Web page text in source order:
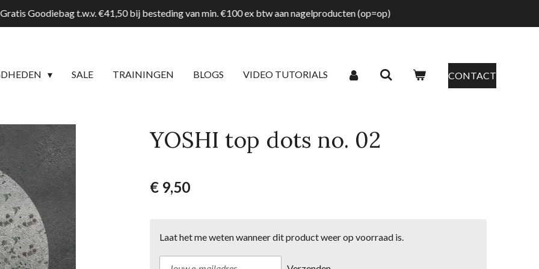
Goodiebag t.w.v. €41,50 bij besteding van min. €100 ex btw aan nagelproducten (op=op)
SALE TRAININGEN BLOGS VIDEO TUTORIALS CONTACT
YOSHI top dots no. 02
€ 9,50
Laat het me weten wanneer dit product weer op voorraad is.